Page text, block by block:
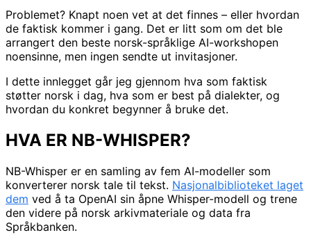
Problemet? Knapt noen vet at det finnes – eller hvordan
de faktisk kommer i gang. Det er litt som om det ble
arrangert den beste norsk-språklige AI-workshopen
noensinne, men ingen sendte ut invitasjoner.
I dette innlegget går jeg gjennom hva som faktisk
støtter norsk i dag, hva som er best på dialekter, og
hvordan du konkret begynner å bruke det.
HVA ER NB-WHISPER?
NB-Whisper er en samling av fem AI-modeller som
konverterer norsk tale til tekst. Nasjonalbiblioteket laget
dem ved å ta OpenAI sin åpne Whisper-modell og trene
den videre på norsk arkivmateriale og data fra
Språkbanken.